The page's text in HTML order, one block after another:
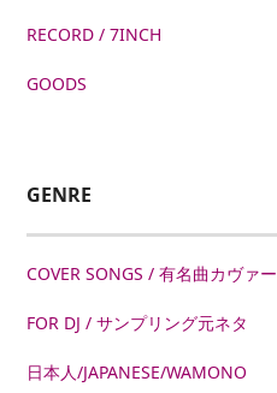
RECORD / 7INCH
GOODS
GENRE
COVER SONGS / 有名曲カヴァー
FOR DJ / サンプリング元ネタ
日本人/JAPANESE/WAMONO